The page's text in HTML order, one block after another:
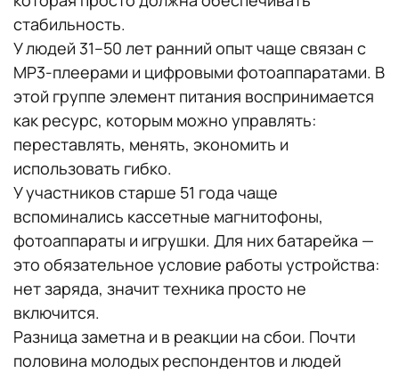
стабильность.
У людей 31–50 лет ранний опыт чаще связан с
MP3-плеерами и цифровыми фотоаппаратами. В
этой группе элемент питания воспринимается
как ресурс, которым можно управлять:
переставлять, менять, экономить и
использовать гибко.
У участников старше 51 года чаще
вспоминались кассетные магнитофоны,
фотоаппараты и игрушки. Для них батарейка —
это обязательное условие работы устройства:
нет заряда, значит техника просто не
включится.
Разница заметна и в реакции на сбои. Почти
половина молодых респондентов и людей